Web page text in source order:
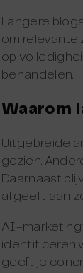
Langere
om
op
behandelen.
Waarom
Uitgebreide
gezien.
Daarnaast
afgeeft aan
AI-
identificeren
geeft je